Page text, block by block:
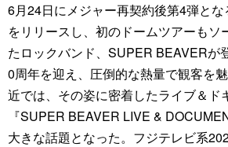
6月24日にメジャー再契約後第4弾とな
をリリースし、初のドームツアーもソ
たロックバンド、SUPER BEAVERが
0周年を迎え、圧倒的な熱量で観客を
近では、その姿に密着したライブ＆ド
『SUPER BEAVER LIVE &
大きな話題となった。フジテレビ系